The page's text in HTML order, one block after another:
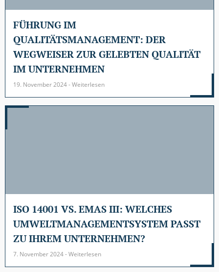
FÜHRUNG IM
QUALITÄTSMANAGEMENT: DER
WEGWEISER ZUR GELEBTEN QUALITÄT
IM UNTERNEHMEN
19. November 2024 - Weiterlesen
ISO 14001 VS. EMAS III: WELCHES
UMWELTMANAGEMENTSYSTEM PASST
ZU IHREM UNTERNEHMEN?
7. November 2024 - Weiterlesen